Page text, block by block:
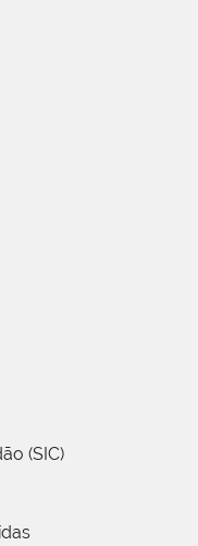
(SIC)